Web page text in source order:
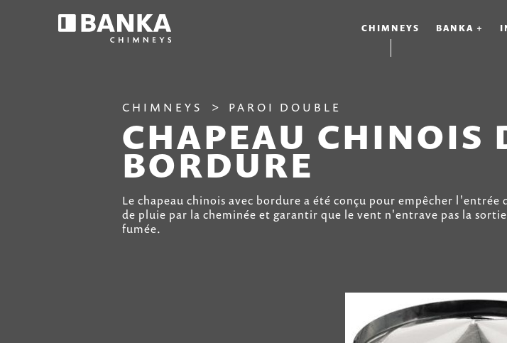
CHIMNEYS BANKA +
CHIMNEYS PAROI DOUBLE
CHAPEAU CHINOIS
BORDURE
Le chapeau chinois avec bordure a été conçu pour empêcher l'entrée
de pluie par la cheminée et garantir que le vent n'entrave pas la
fumée.